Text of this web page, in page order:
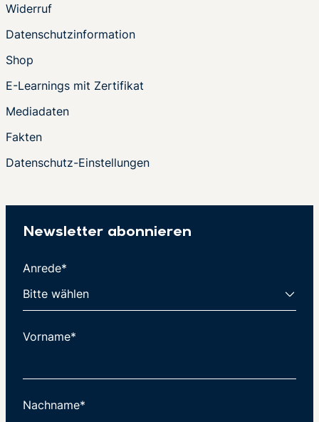
Widerruf
Datenschutzinformation
Shop
E-Learnings mit Zertifikat
Mediadaten
Fakten
Datenschutz-Einstellungen
Newsletter abonnieren
Anrede*
Vorname*
Nachname*